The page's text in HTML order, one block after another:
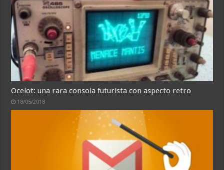
Ocelot: una rara consola futurista con aspecto retro
18/05/2018